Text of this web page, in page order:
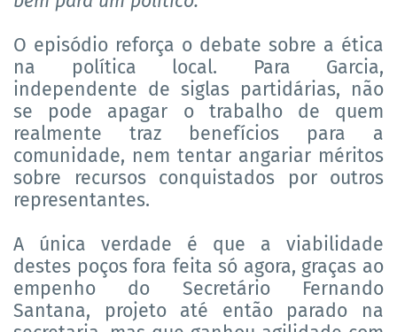
O episódio reforça o debate sobre a ética
na política local. Para Garcia,
independente de siglas partidárias, não
se pode apagar o trabalho de quem
realmente traz benefícios para a
comunidade, nem tentar angariar méritos
sobre recursos conquistados por outros
representantes.
A única verdade é que a viabilidade
destes poços fora feita só agora, graças ao
empenho do Secretário Fernando
Santana, projeto até então parado na